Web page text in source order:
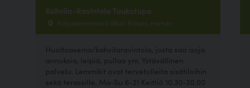
Kahvila-Ravintola Taukotupa
Pohjolanraitintie 9 19620 Pohela, Hartola
Huoltoasema/kahvilaravintola, josta saa isoja
annoksia, leipiä, pullaa ym. Ystävällinen
palvelu. Lemmikit ovat tervetulleita sisätiloihin
sekä terassille. Ma-Su 6-21 Keittiö 10.30-20.00